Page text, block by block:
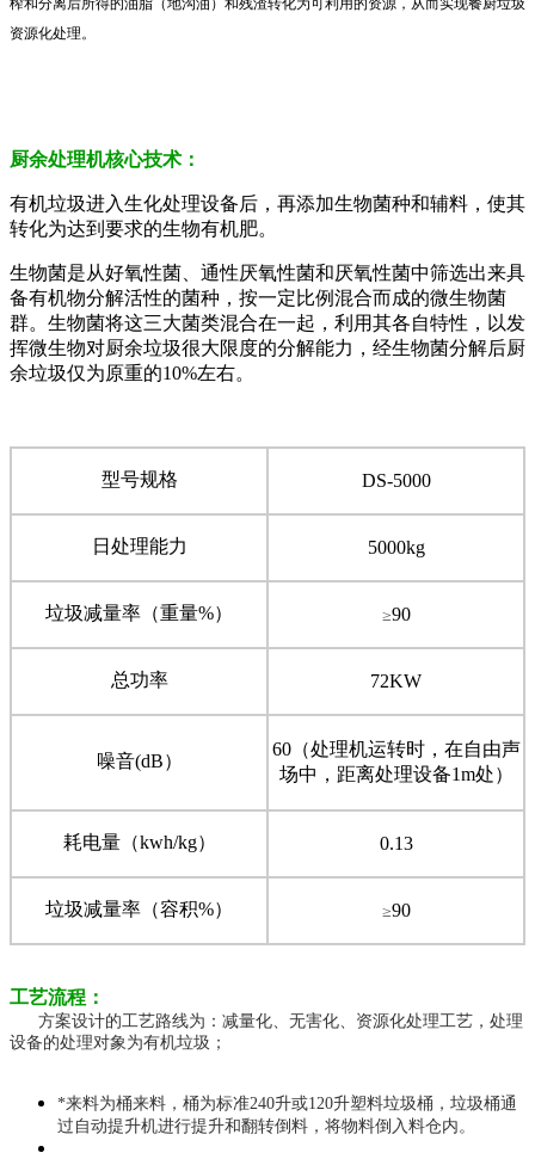
资源化处理。
厨余处理机核心技术：
有机垃圾进入生化处理设备后，再添加生物菌种和辅料，使其
转化为达到要求的生物有机肥。
生物菌是从好氧性菌、通性厌氧性菌和厌氧性菌中筛选出来具
备有机物分解活性的菌种，按一定比例混合而成的微生物菌
群。生物菌将这三大菌类混合在一起，利用其各自特性，以发
挥微生物对厨余垃圾很大限度的分解能力，经生物菌分解后厨
余垃圾仅为原重的10%左右。
型号规格 DS-5000
日处理能力 5000kg
垃圾减量率（重量%） ≥90
总功率 72KW
噪音(dB）
60（处理机运转时，在自由声
场中，距离处理设备1m处）
耗电量（kwh/kg） 0.13
垃圾减量率（容积%） ≥90
工艺流程：
方案设计的工艺路线为：减量化、无害化、资源化处理工艺，处理
设备的处理对象为有机垃圾；
*来料为桶来料，桶为标准240升或120升塑料垃圾桶，垃圾桶通
过自动提升机进行提升和翻转倒料，将物料倒入料仓内。